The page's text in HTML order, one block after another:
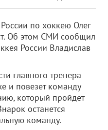
по хоккею Олег
Об этом СМИ сообщил
России Владислав
главного тренера
и повезет команду
который пройдет
останется
команду.